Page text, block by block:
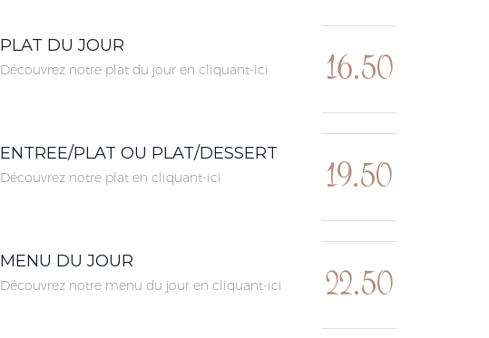
PLAT DU JOUR
Découvrez notre plat du jour en cliquant-ici 16.50
ENTREE/PLAT OU PLAT/DESSERT
Découvrez notre plat en cliquant-ici 19.50
MENU DU JOUR
Découvrez notre menu du jour en cliquant-ici 22.50